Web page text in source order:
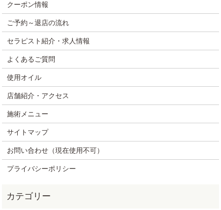
クーポン情報
ご予約～退店の流れ
セラピスト紹介・求人情報
よくあるご質問
使用オイル
店舗紹介・アクセス
施術メニュー
サイトマップ
お問い合わせ（現在使用不可）
プライバシーポリシー